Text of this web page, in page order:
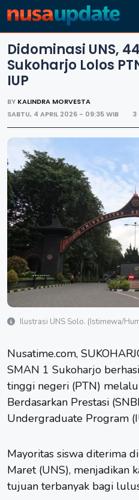
Didominasi UNS,
Sukoharjo Lolos
IUP
BY KALINDRA MORVESTA
SABTU, 4 APRIL 2026 - 09:35 WIB
3
Ilustrasi UNS Solo. (Istimewa/
Nusatime.com,
SMAN 1 Sukoharjo
tinggi negeri (PTN)
Berdasarkan Prestasi
Undergraduate Program
Mayoritas siswa diterima
Maret (UNS), menjadikan
tujuan terbanyak bagi